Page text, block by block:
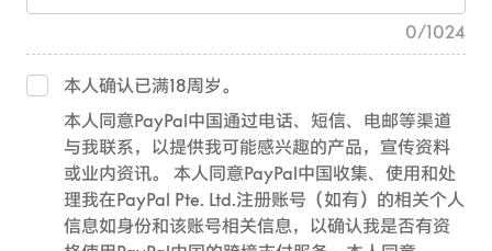
0/1024
本人确认已满18周岁。
本人同意PayPal中国通过电话、短信、电邮等渠道
与我联系，以提供我可能感兴趣的产品，宣传资料
或业内资讯。 本人同意PayPal中国收集、使用和处
理我在PayPal Pte. Ltd.注册账号（如有）的相关个人
信息如身份和该账号相关信息，以确认我是否有资